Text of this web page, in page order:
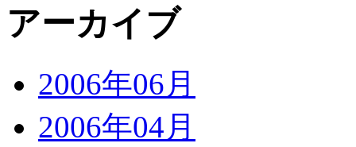
アーカイブ
2006年06月
2006年04月